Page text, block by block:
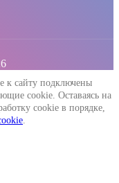
к сайту подключены
cookie. Оставаясь на
cookie в порядке,
.